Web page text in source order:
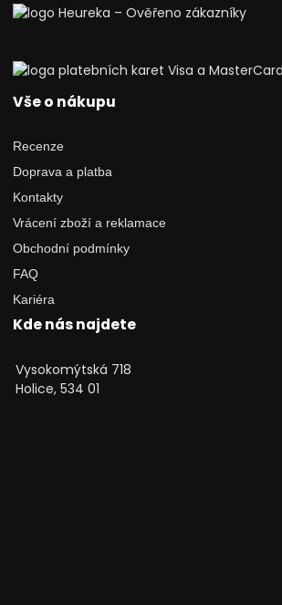
Vše o nákupu
Recenze
Doprava a platba
Kontakty
Vrácení zboží a reklamace
Obchodní podmínky
FAQ
Kariéra
Kde nás najdete
Vysokomýtská 718
Holice, 534 01